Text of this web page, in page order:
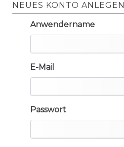
NEUES KONTO ANLEGEN
Anwendername
E-Mail
Passwort